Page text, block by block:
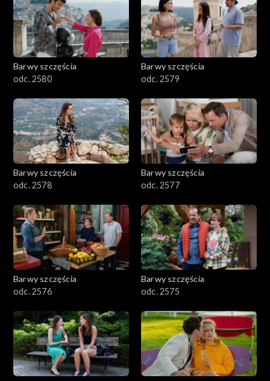
Barwy szczęścia
odc. 2580
Barwy szczęścia
odc. 2579
Barwy szczęścia
odc. 2578
Barwy szczęścia
odc. 2577
Barwy szczęścia
odc. 2576
Barwy szczęścia
odc. 2575